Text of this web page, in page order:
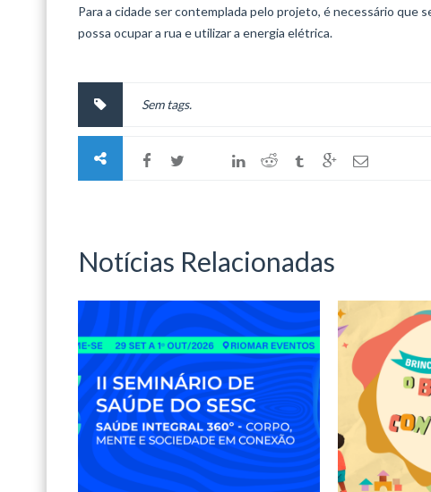
Para a cidade ser contemplada pelo projeto, é necessário que
possa ocupar a rua e utilizar a energia elétrica.
Sem tags.
Notícias Relacionadas